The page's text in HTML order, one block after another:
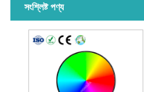
সংশ্লিষ্ট পণ্য